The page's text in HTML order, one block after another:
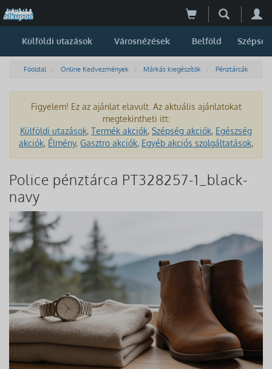
Külföldi utazások Városnézések Belföld Szépség
Főoldal Online Kedvezmények Márkás kiegészítők Pénztárcák
Figyelem! Ez az ajánlat elavult. Az aktuális ajánlatokat
megtekintheti itt:
Külföldi utazások, Termék akciók, Szépség akciók, Egészség
akciók, Élmény, Gasztro akciók, Egyéb akciós szolgáltatások,
Police pénztárca PT328257-1_black-
navy